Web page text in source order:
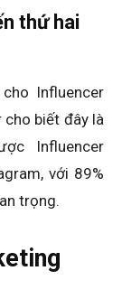
thứ hai
Influencer
biết đây là
Influencer
với 89%
trọng.